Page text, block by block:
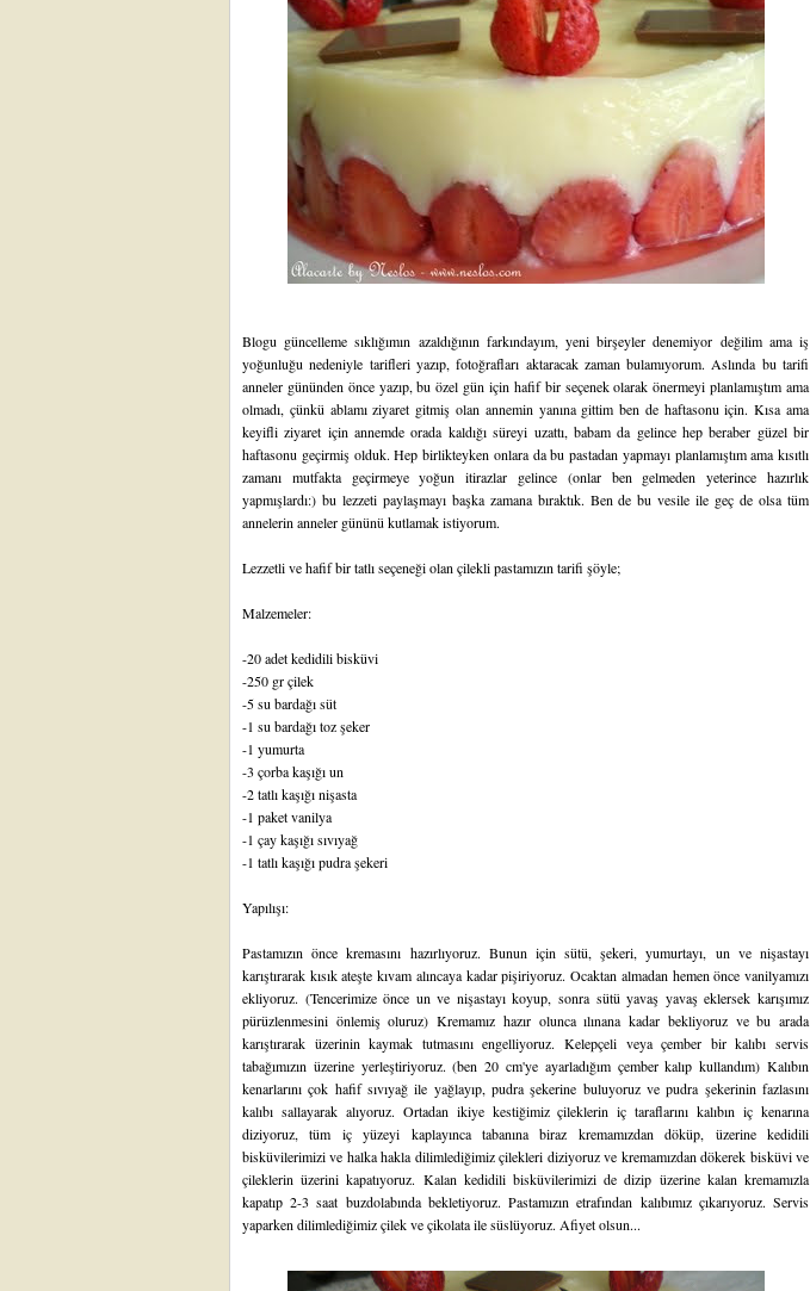
Blogu güncelleme sıklığımın azaldığının farkındayım, yeni birşeyler denemiyor değilim ama iş
yoğunluğu nedeniyle tarifleri yazıp, fotoğrafları aktaracak zaman bulamıyorum. Aslında bu tarifi
anneler gününden önce yazıp, bu özel gün için hafif bir seçenek olarak önermeyi planlamıştım ama
olmadı, çünkü ablamı ziyaret gitmiş olan annemin yanına gittim ben de haftasonu için. Kısa ama
keyifli ziyaret için annemde orada kaldığı süreyi uzattı, babam da gelince hep beraber güzel bir
haftasonu geçirmiş olduk. Hep birlikteyken onlara da bu pastadan yapmayı planlamıştım ama kısıtlı
zamanı mutfakta geçirmeye yoğun itirazlar gelince (onlar ben gelmeden yeterince hazırlık
yapmışlardı:) bu lezzeti paylaşmayı başka zamana bıraktık. Ben de bu vesile ile geç de olsa tüm
annelerin anneler gününü kutlamak istiyorum.
Lezzetli ve hafif bir tatlı seçeneği olan çilekli pastamızın tarifi şöyle;
Malzemeler:
-20 adet kedidili bisküvi
-250 gr çilek
-5 su bardağı süt
-1 su bardağı toz şeker
-1 yumurta
-3 çorba kaşığı un
-2 tatlı kaşığı nişasta
-1 paket vanilya
-1 çay kaşığı sıvıyağ
-1 tatlı kaşığı pudra şekeri
Yapılışı:
Pastamızın önce kremasını hazırlıyoruz. Bunun için sütü, şekeri, yumurtayı, un ve nişastayı
karıştırarak kısık ateşte kıvam alıncaya kadar pişiriyoruz. Ocaktan almadan hemen önce vanilyamızı
ekliyoruz. (Tencerimize önce un ve nişastayı koyup, sonra sütü yavaş yavaş eklersek karışımız
pürüzlenmesini önlemiş oluruz) Kremamız hazır olunca ılınana kadar bekliyoruz ve bu arada
karıştırarak üzerinin kaymak tutmasını engelliyoruz. Kelepçeli veya çember bir kalıbı servis
tabağımızın üzerine yerleştiriyoruz. (ben 20 cm'ye ayarladığım çember kalıp kullandım) Kalıbın
kenarlarını çok hafif sıvıyağ ile yağlayıp, pudra şekerine buluyoruz ve pudra şekerinin fazlasını
kalıbı sallayarak alıyoruz. Ortadan ikiye kestiğimiz çileklerin iç taraflarını kalıbın iç kenarına
diziyoruz, tüm iç yüzeyi kaplayınca tabanına biraz kremamızdan döküp, üzerine kedidili
bisküvilerimizi ve halka hakla dilimlediğimiz çilekleri diziyoruz ve kremamızdan dökerek bisküvi ve
çileklerin üzerini kapatıyoruz. Kalan kedidili bisküvilerimizi de dizip üzerine kalan kremamızla
kapatıp 2-3 saat buzdolabında bekletiyoruz. Pastamızın etrafından kalıbımız çıkarıyoruz. Servis
yaparken dilimlediğimiz çilek ve çikolata ile süslüyoruz. Afiyet olsun...